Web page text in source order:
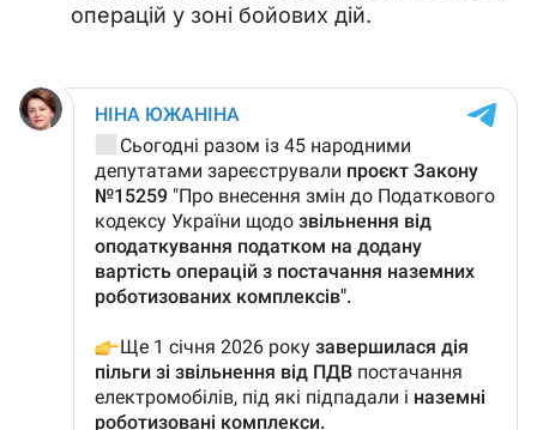
операцій у зоні бойових дій.